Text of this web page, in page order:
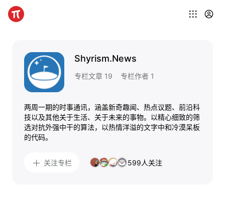
Shyrism.News
专栏文章 19 专栏作者 1
两周一期的时事通讯，涵盖新奇趣闻、热点议题、前沿科
技以及其他关于生活、关于未来的事物。以精心细致的筛
选对抗外强中干的算法，以热情洋溢的文字中和冷漠呆板
的代码。
关注专栏 599人关注